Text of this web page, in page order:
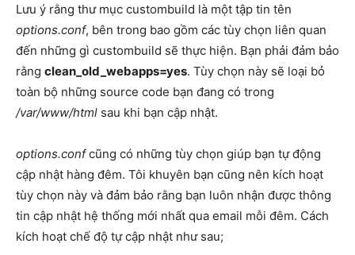
Lưu ý rằng thư mục custombuild là một tập tin tên
options.conf, bên trong bao gồm các tùy chọn liên quan
đến những gì custombuild sẽ thực hiện. Bạn phải đảm bảo
rằng clean_old_webapps=yes. Tùy chọn này sẽ loại bỏ
toàn bộ những source code bạn đang có trong
/var/www/html sau khi bạn cập nhật.
options.confcũng có những tùy chọn giúp bạn tự động
cập nhật hàng đêm. Tôi khuyên bạn cũng nên kích hoạt
tùy chọn này và đảm bảo rằng bạn luôn nhận được thông
tin cập nhật hệ thống mới nhất qua email mỗi đêm. Cách
kích hoạt chế độ tự cập nhật như sau;